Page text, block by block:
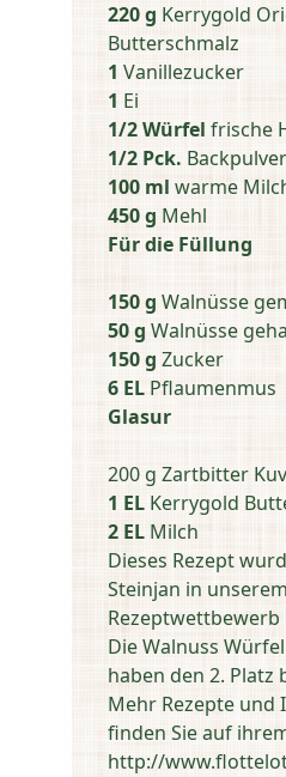
220 g Kerrygold
Butterschmalz
1 Vanillezucker
1 Ei
1/2 Würfel frische
1/2 Pck. Backpulver
100 ml warme
450 g Mehl
Für die Füllung
150 g Walnüsse
50 g Walnüsse
150 g Zucker
6 EL Pflaumenmus
Glasur
200 g Zartbitter
1 EL Kerrygold
2 EL Milch
Dieses Rezept
Steinjan in
Die Walnuss
haben den 2. Platz
Mehr Rezepte
finden Sie auf
http://